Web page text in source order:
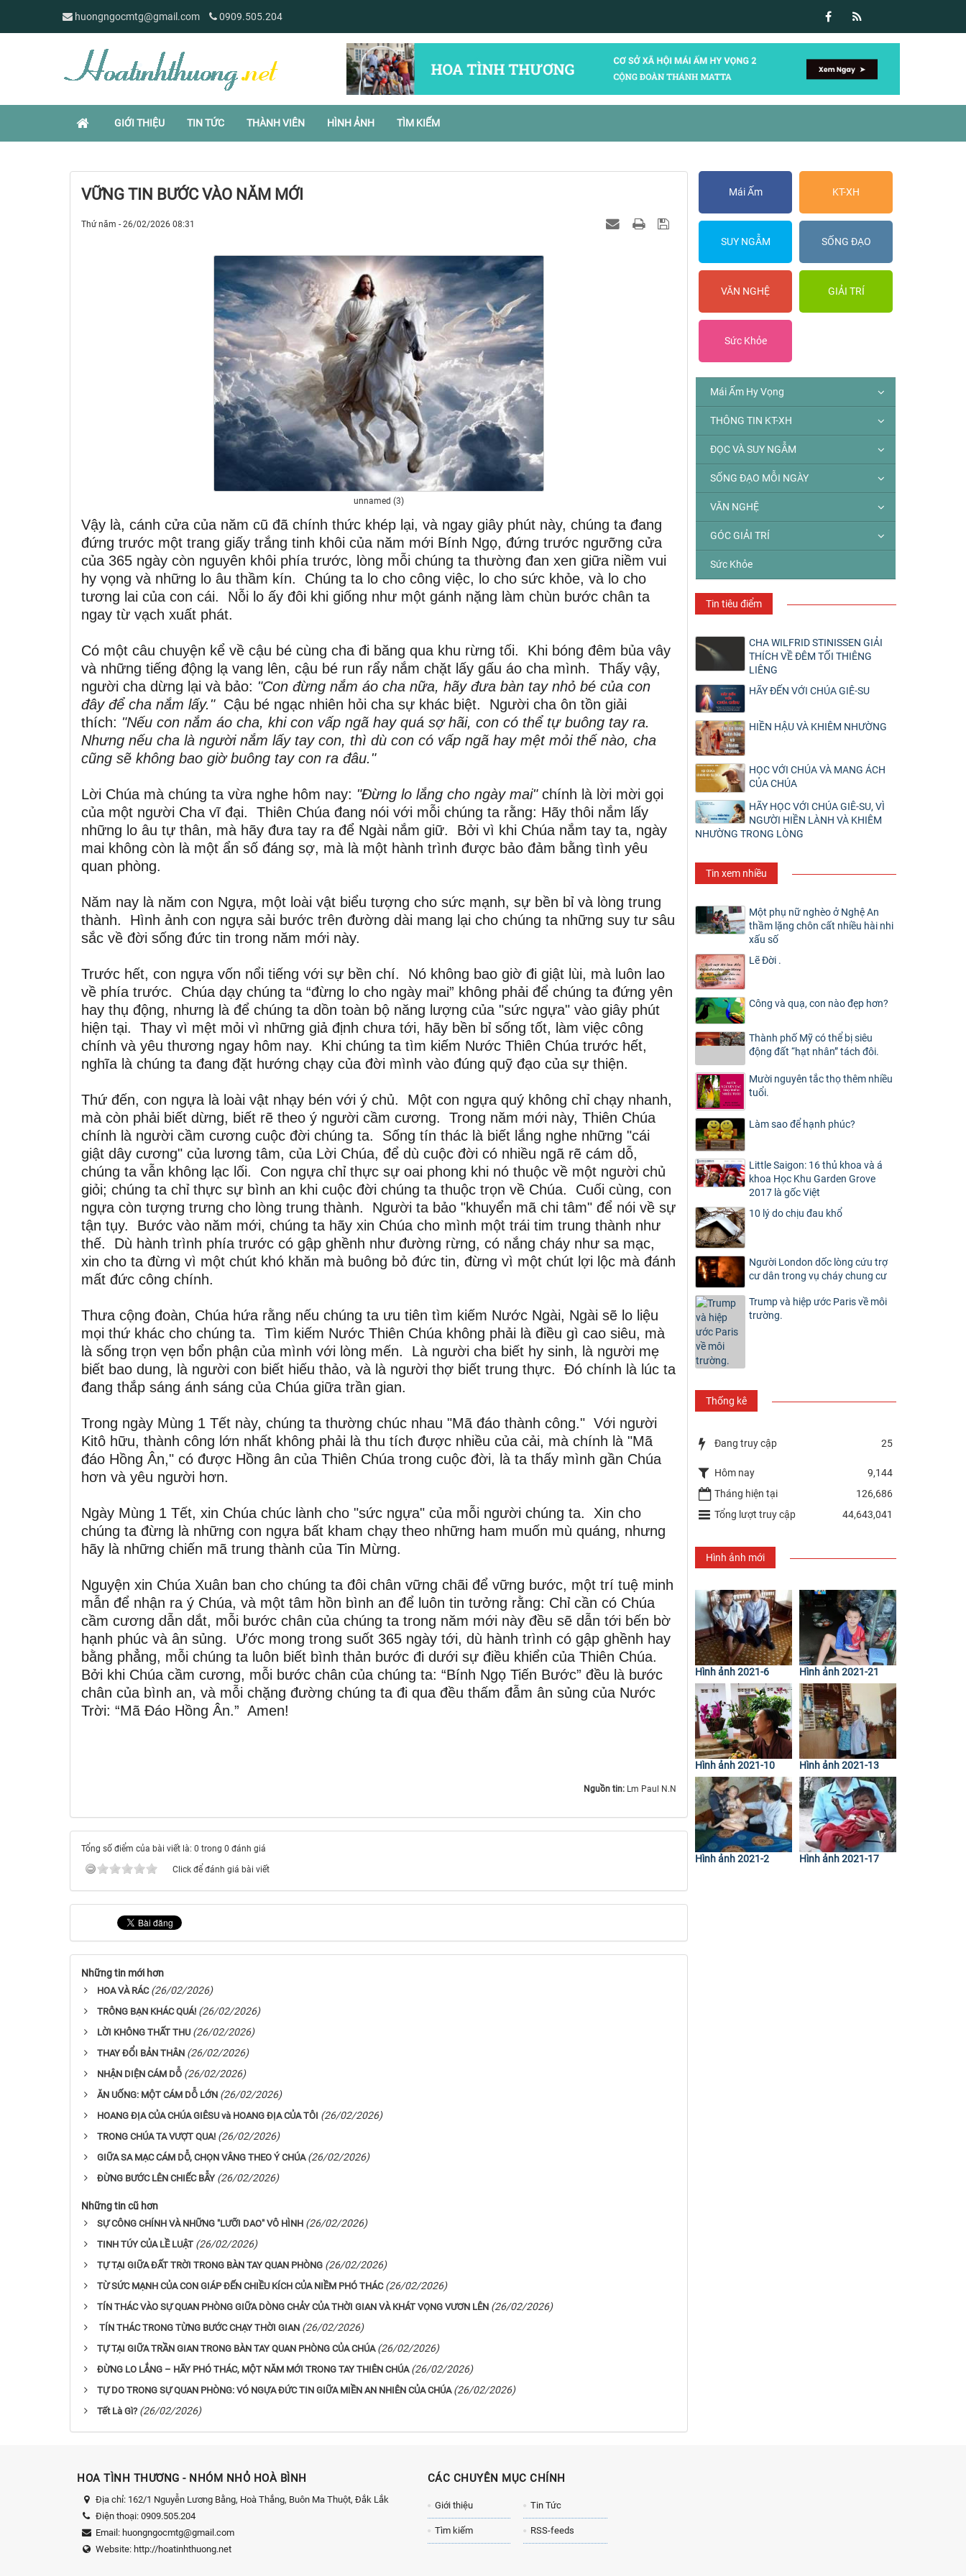
huongngocmtg@gmail.com 0909.505.204
GIỚI THIỆU TIN TỨC THÀNH VIÊN HÌNH ẢNH TÌM KIẾM
VỮNG TIN BƯỚC VÀO NĂM MỚI
Thứ năm - 26/02/2026 08:31
unnamed (3)
Vậy là, cánh cửa của năm cũ đã chính thức khép lại, và ngay giây phút này, chúng ta đang
đứng trước một trang giấy trắng tinh khôi của năm mới Bính Ngọ, đứng trước ngưỡng cửa
của 365 ngày còn nguyên khôi phía trước, lòng mỗi chúng ta thường đan xen giữa niềm vui
hy vọng và những lo âu thầm kín. Chúng ta lo cho công việc, lo cho sức khỏe, và lo cho
tương lai của con cái. Nỗi lo ấy đôi khi giống như một gánh nặng làm chùn bước chân ta
ngay từ vạch xuất phát.
Có một câu chuyện kể về cậu bé cùng cha đi băng qua khu rừng tối. Khi bóng đêm bủa vây
và những tiếng động lạ vang lên, cậu bé run rẩy nắm chặt lấy gấu áo cha mình. Thấy vậy,
người cha dừng lại và bảo: "Con đừng nắm áo cha nữa, hãy đưa bàn tay nhỏ bé của con
đây để cha nắm lấy." Cậu bé ngạc nhiên hỏi cha sự khác biệt. Người cha ôn tồn giải
thích: "Nếu con nắm áo cha, khi con vấp ngã hay quá sợ hãi, con có thể tự buông tay ra.
Nhưng nếu cha là người nắm lấy tay con, thì dù con có vấp ngã hay mệt mỏi thế nào, cha
cũng sẽ không bao giờ buông tay con ra đâu."
Lời Chúa mà chúng ta vừa nghe hôm nay: "Đừng lo lắng cho ngày mai"chính là lời mời gọi
của một người Cha vĩ đại. Thiên Chúa đang nói với mỗi chúng ta rằng: Hãy thôi nắm lấy
những lo âu tự thân, mà hãy đưa tay ra để Ngài nắm giữ. Bởi vì khi Chúa nắm tay ta, ngày
mai không còn là một ẩn số đáng sợ, mà là một hành trình được bảo đảm bằng tình yêu
quan phòng.
Năm nay là năm con Ngựa, một loài vật biểu tượng cho sức mạnh, sự bền bỉ và lòng trung
thành. Hình ảnh con ngựa sải bước trên đường dài mang lại cho chúng ta những suy tư sâu
sắc về đời sống đức tin trong năm mới này.
Trước hết, con ngựa vốn nổi tiếng với sự bền chí. Nó không bao giờ đi giật lùi, mà luôn lao
về phía trước. Chúa dạy chúng ta “đừng lo cho ngày mai” không phải để chúng ta đứng yên
hay thụ động, nhưng là để chúng ta dồn toàn bộ năng lượng của "sức ngựa" vào giây phút
hiện tại. Thay vì mệt mỏi vì những giả định chưa tới, hãy bền bỉ sống tốt, làm việc công
chính và yêu thương ngay hôm nay. Khi chúng ta tìm kiếm Nước Thiên Chúa trước hết,
nghĩa là chúng ta đang đặt hướng chạy của đời mình vào đúng quỹ đạo của sự thiện.
Thứ đến, con ngựa là loài vật nhạy bén với ý chủ. Một con ngựa quý không chỉ chạy nhanh,
mà còn phải biết dừng, biết rẽ theo ý người cầm cương. Trong năm mới này, Thiên Chúa
chính là người cầm cương cuộc đời chúng ta. Sống tín thác là biết lắng nghe những "cái
giật dây cương" của lương tâm, của Lời Chúa, để dù cuộc đời có nhiều ngã rẽ cám dỗ,
chúng ta vẫn không lạc lối. Con ngựa chỉ thực sự oai phong khi nó thuộc về một người chủ
giỏi; chúng ta chỉ thực sự bình an khi cuộc đời chúng ta thuộc trọn về Chúa. Cuối cùng, con
ngựa còn tượng trưng cho lòng trung thành. Người ta bảo "khuyển mã chi tâm" để nói về sự
tận tụy. Bước vào năm mới, chúng ta hãy xin Chúa cho mình một trái tim trung thành như
thế. Dù hành trình phía trước có gập ghềnh như đường rừng, có nắng cháy như sa mạc,
xin cho ta đừng vì một chút khó khăn mà buông bỏ đức tin, đừng vì một chút lợi lộc mà đánh
mất đức công chính.
Thưa cộng đoàn, Chúa hứa rằng nếu chúng ta ưu tiên tìm kiếm Nước Ngài, Ngài sẽ lo liệu
mọi thứ khác cho chúng ta. Tìm kiếm Nước Thiên Chúa không phải là điều gì cao siêu, mà
là sống trọn vẹn bổn phận của mình với lòng mến. Là người cha biết hy sinh, là người mẹ
biết bao dung, là người con biết hiếu thảo, và là người thợ biết trung thực. Đó chính là lúc ta
đang thắp sáng ánh sáng của Chúa giữa trần gian.
Trong ngày Mùng 1 Tết này, chúng ta thường chúc nhau "Mã đáo thành công." Với người
Kitô hữu, thành công lớn nhất không phải là thu tích được nhiều của cải, mà chính là "Mã
đáo Hồng Ân," có được Hồng ân của Thiên Chúa trong cuộc đời, là ta thấy mình gần Chúa
hơn và yêu người hơn.
Ngày Mùng 1 Tết, xin Chúa chúc lành cho "sức ngựa" của mỗi người chúng ta. Xin cho
chúng ta đừng là những con ngựa bất kham chạy theo những ham muốn mù quáng, nhưng
hãy là những chiến mã trung thành của Tin Mừng.
Nguyện xin Chúa Xuân ban cho chúng ta đôi chân vững chãi để vững bước, một trí tuệ minh
mẫn để nhận ra ý Chúa, và một tâm hồn bình an để luôn tin tưởng rằng: Chỉ cần có Chúa
cầm cương dẫn dắt, mỗi bước chân của chúng ta trong năm mới này đều sẽ dẫn tới bến bờ
hạnh phúc và ân sủng. Ước mong trong suốt 365 ngày tới, dù hành trình có gập ghềnh hay
bằng phẳng, mỗi chúng ta luôn biết bình thản bước đi dưới sự điều khiển của Thiên Chúa.
Bởi khi Chúa cầm cương, mỗi bước chân của chúng ta: “Bính Ngọ Tiến Bước” đều là bước
chân của bình an, và mỗi chặng đường chúng ta đi qua đều thấm đẫm ân sủng của Nước
Trời: “Mã Đáo Hồng Ân.” Amen!
Nguồn tin: Lm Paul N.N
Tổng số điểm của bài viết là: 0 trong 0 đánh giá
Click để đánh giá bài viết
Những tin mới hơn
HOA VÀ RÁC (26/02/2026)
TRÔNG BẠN KHÁC QUÁ! (26/02/2026)
LỜI KHÔNG THẤT THU (26/02/2026)
THAY ĐỔI BẢN THÂN (26/02/2026)
NHẬN DIỆN CÁM DỖ (26/02/2026)
ĂN UỐNG: MỘT CÁM DỖ LỚN (26/02/2026)
HOANG ĐỊA CỦA CHÚA GIÊSU và HOANG ĐỊA CỦA TÔI (26/02/2026)
TRONG CHÚA TA VƯỢT QUA! (26/02/2026)
GIỮA SA MẠC CÁM DỖ, CHỌN VÂNG THEO Ý CHÚA (26/02/2026)
ĐỪNG BƯỚC LÊN CHIẾC BẪY (26/02/2026)
Những tin cũ hơn
SỰ CÔNG CHÍNH VÀ NHỮNG "LƯỠI DAO" VÔ HÌNH (26/02/2026)
TINH TÚY CỦA LỀ LUẬT (26/02/2026)
TỰ TẠI GIỮA ĐẤT TRỜI TRONG BÀN TAY QUAN PHÒNG (26/02/2026)
TỪ SỨC MẠNH CỦA CON GIÁP ĐẾN CHIỀU KÍCH CỦA NIỀM PHÓ THÁC (26/02/2026)
TÍN THÁC VÀO SỰ QUAN PHÒNG GIỮA DÒNG CHẢY CỦA THỜI GIAN VÀ KHÁT VỌNG VƯƠN LÊN (26/02/2026)
TÍN THÁC TRONG TỪNG BƯỚC CHẠY THỜI GIAN (26/02/2026)
TỰ TẠI GIỮA TRẦN GIAN TRONG BÀN TAY QUAN PHÒNG CỦA CHÚA (26/02/2026)
ĐỪNG LO LẮNG – HÃY PHÓ THÁC, MỘT NĂM MỚI TRONG TAY THIÊN CHÚA (26/02/2026)
TỰ DO TRONG SỰ QUAN PHÒNG: VÓ NGỰA ĐỨC TIN GIỮA MIỀN AN NHIÊN CỦA CHÚA (26/02/2026)
Tết Là Gì? (26/02/2026)
Mái Ấm KT-XH
SUY NGẪM SỐNG ĐẠO
VĂN NGHỆ GIẢI TRÍ
Sức Khỏe
Mái Ấm Hy Vọng
THÔNG TIN KT-XH
ĐỌC VÀ SUY NGẪM
SỐNG ĐẠO MỖI NGÀY
VĂN NGHỆ
GÓC GIẢI TRÍ
Sức Khỏe
Tin tiêu điểm
CHA WILFRID STINISSEN GIẢI
THÍCH VỀ ĐÊM TỐI THIÊNG
LIÊNG
HÃY ĐẾN VỚI CHÚA GIÊ-SU
HIỀN HẬU VÀ KHIÊM NHƯỜNG
HỌC VỚI CHÚA VÀ MANG ÁCH
CỦA CHÚA
HÃY HỌC VỚI CHÚA GIÊ-SU, VÌ
NGƯỜI HIỀN LÀNH VÀ KHIÊM
NHƯỜNG TRONG LÒNG
Tin xem nhiều
Một phụ nữ nghèo ở Nghệ An
thầm lặng chôn cất nhiều hài nhi
xấu số
Lẽ Đời .
Công và quạ, con nào đẹp hơn?
Thành phố Mỹ có thể bị siêu
động đất “hạt nhân” tách đôi.
Mười nguyên tắc thọ thêm nhiều
tuổi.
Làm sao để hạnh phúc?
Little Saigon: 16 thủ khoa và á
khoa Học Khu Garden Grove
2017 là gốc Việt
10 lý do chịu đau khổ
Người London dốc lòng cứu trợ
cư dân trong vụ cháy chung cư
Trump và hiệp ước Paris về môi
trường.
Thống kê
Đang truy cập 25
Hôm nay
9,144
Tháng hiện tại
126,686
Tổng lượt truy cập
44,643,041
Hình ảnh mới
Hình ảnh 2021-6 Hình ảnh 2021-21
Hình ảnh 2021-10 Hình ảnh 2021-13
Hình ảnh 2021-2 Hình ảnh 2021-17
HOA TÌNH THƯƠNG - NHÓM NHỎ HOÀ BÌNH
Địa chỉ: 162/1 Nguyễn Lương Bằng, Hoà Thắng, Buôn Ma Thuột, Đắk Lắk
Điện thoại: 0909.505.204
Email: huongngocmtg@gmail.com
Website: http://hoatinhthuong.net
CÁC CHUYÊN MỤC CHÍNH
Giới thiệu Tin Tức
Tìm kiếm RSS-feeds